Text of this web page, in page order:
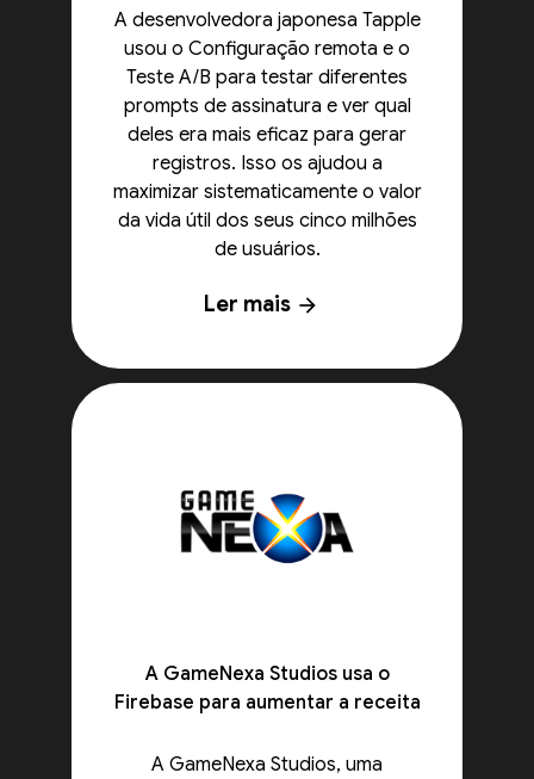
A desenvolvedora japonesa Tapple
usou o Configuração remota e o
Teste A/B para testar diferentes
prompts de assinatura e ver qual
deles era mais eficaz para gerar
registros. Isso os ajudou a
maximizar sistematicamente o valor
da vida útil dos seus cinco milhões
de usuários.
Ler mais arrow_forward
A GameNexa Studios usa o
Firebase para aumentar a receita
A GameNexa Studios, uma